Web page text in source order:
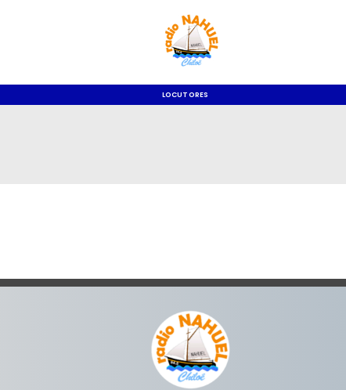
LOCUTORES